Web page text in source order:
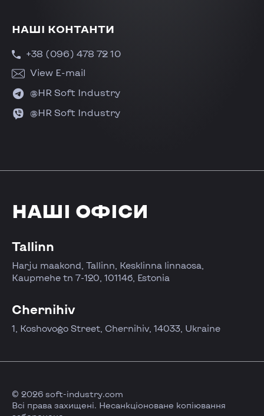
НАШІ КОНТАНТИ
+38 (096) 478 72 10
View E-mail
@HR Soft Industry
@HR Soft Industry
НАШІ ОФІСИ
Tallinn
Harju maakond, Tallinn, Kesklinna linnaosa,
Kaupmehe tn 7-120, 10114б, Estonia
Chernihiv
1, Koshovogo Street, Chernihiv, 14033, Ukraine
© 2026 soft-industry.com
Всі права захищені. Несанкціоноване копіювання